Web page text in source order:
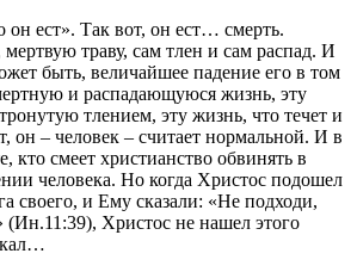
он ест». Так вот, он ест… смерть.
траву, сам тлен и сам распад. И
быть, величайшее падение его в том
и распадающуюся жизнь, эту
тлением, эту жизнь, что течет и
он – человек – считает нормальной. И в
кто смеет христианство обвинять в
человека. Но когда Христос подошел
своего, и Ему сказали: «Не подходи,
(Ин.11:39), Христос не нашел этого